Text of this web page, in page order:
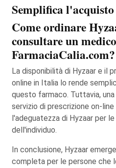
Semplifica
Come ordinare
consultare un
FarmaciaCalia.com?
La disponibilità di Hyzaar e il
online in Italia lo rende
questo farmaco. Tuttavia, una
servizio di prescrizione on-
l'adeguatezza di Hyzaar per
dell'individuo.
In conclusione, Hyzaar
completa per le persone che